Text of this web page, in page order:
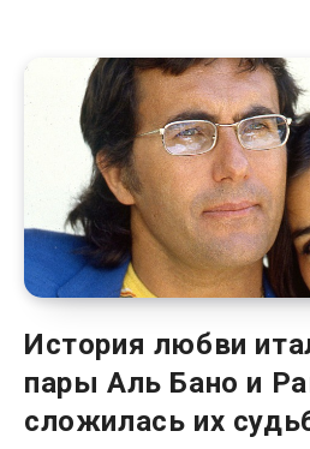
История любви
пары Аль Бано и
сложилась их